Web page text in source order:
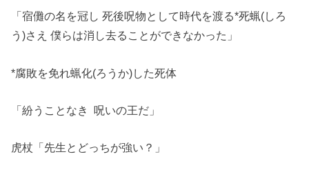
「宿儺の名を冠し 死後呪物として時代を渡る*死蝋(しろ
う)さえ 僕らは消し去ることができなかった」
*腐敗を免れ蝋化(ろうか)した死体
「紛うことなき 呪いの王だ」
虎杖「先生とどっちが強い？」